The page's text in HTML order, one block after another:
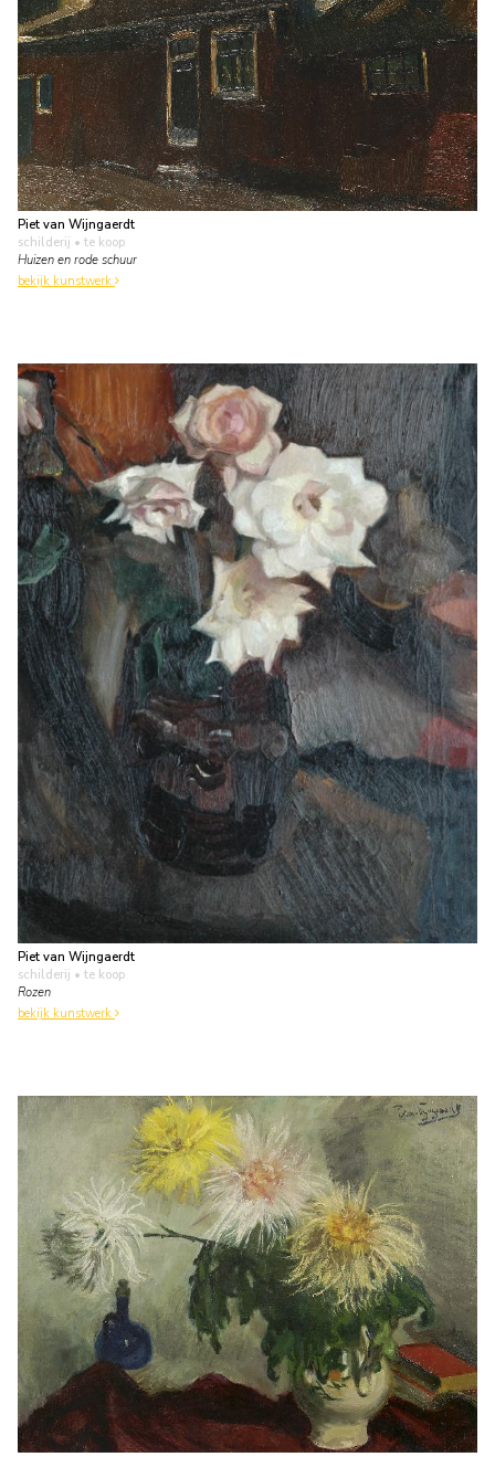
Piet van Wijngaerdt
schilderij • te koop
Huizen en rode schuur
bekijk kunstwerk
Piet van Wijngaerdt
schilderij • te koop
Rozen
bekijk kunstwerk